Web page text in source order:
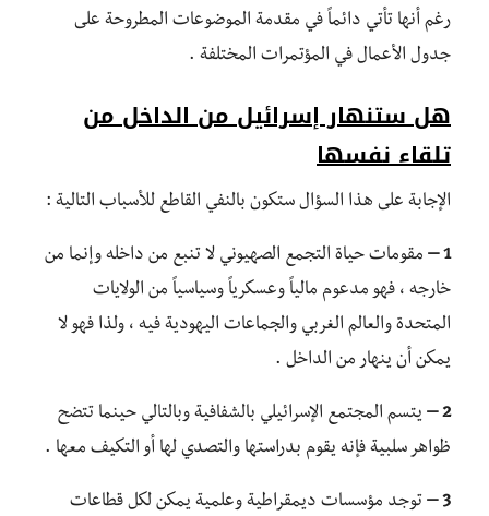
رغم أنها تأتي دائماً في مقدمة الموضوعات المطروحة على
جدول الأعمال في المؤتمرات المختلفة .
هل ستنهار إسرائيل من الداخل من
تلقاء نفسها
الإجابة على هذا السؤال ستكون بالنفي القاطع للأسباب التالية :
1 –
مقومات حياة التجمع الصهيوني لا تنبع من داخله وإنما من
خارجه ، فهو مدعوم مالياً وعسكرياً وسياسياً من الولايات
المتحدة والعالم الغربي والجماعات اليهودية فيه ، ولذا فهو لا
يمكن أن ينهار من الداخل .
2 –
يتسم المجتمع الإسرائيلي بالشفافية وبالتالي حينما تتضح
ظواهر سلبية فإنه يقوم بدراستها والتصدي لها أو التكيف معها .
3 –
توجد مؤسسات ديمقراطية وعلمية يمكن لكل قطاعات